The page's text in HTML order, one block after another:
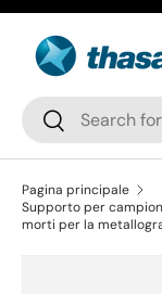
Passa ai
Cerca
Cerca
Pagina principale
Supporto per
morti per la